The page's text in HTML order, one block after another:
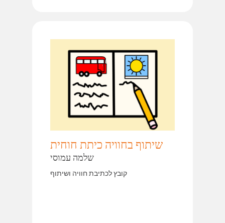
שיתוף בחוויה כיתת חוחית
שלמה עמוסי
קובץ לכתיבת חוויה ושיתוף